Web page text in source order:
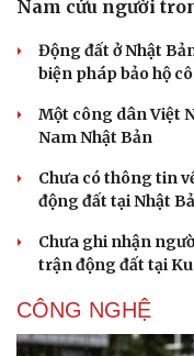
Nam cứu người
Động đất ở Nhật
biện pháp bảo hộ
Một công dân Việt
Nam Nhật Bản
Chưa có thông tin
động đất tại Nhật
Chưa ghi nhận
trận động đất tại
CÔNG NGHỆ